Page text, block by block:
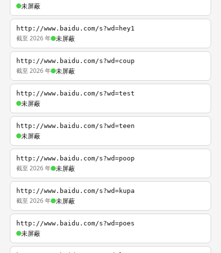
未屏蔽
http://www.baidu.com/s?wd=hey1
截至 2026 年 未屏蔽
http://www.baidu.com/s?wd=coup
截至 2026 年 未屏蔽
http://www.baidu.com/s?wd=test
未屏蔽
http://www.baidu.com/s?wd=teen
未屏蔽
http://www.baidu.com/s?wd=poop
截至 2026 年 未屏蔽
http://www.baidu.com/s?wd=kupa
截至 2026 年 未屏蔽
http://www.baidu.com/s?wd=poes
未屏蔽